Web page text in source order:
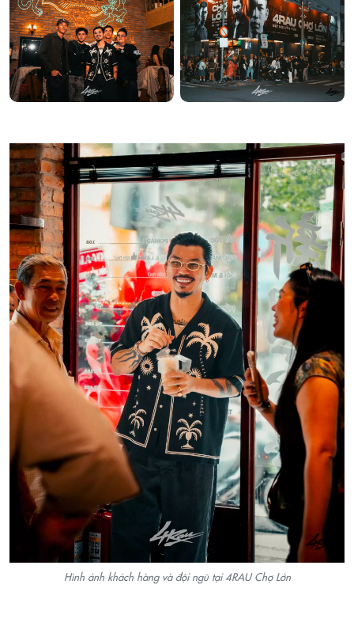
Hình ảnh khách hàng và đội ngũ tại 4RAU Chợ Lớn